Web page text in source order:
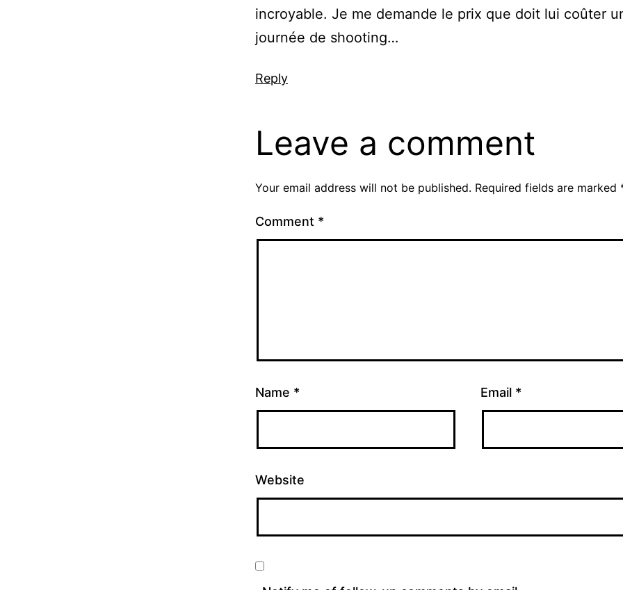
incroyable. Je me demande le prix que doit lui coûter
journée de shooting…
Reply
Leave a comment
Your email address will not be published. Required fields are marked
Comment *
Name * Email *
Website